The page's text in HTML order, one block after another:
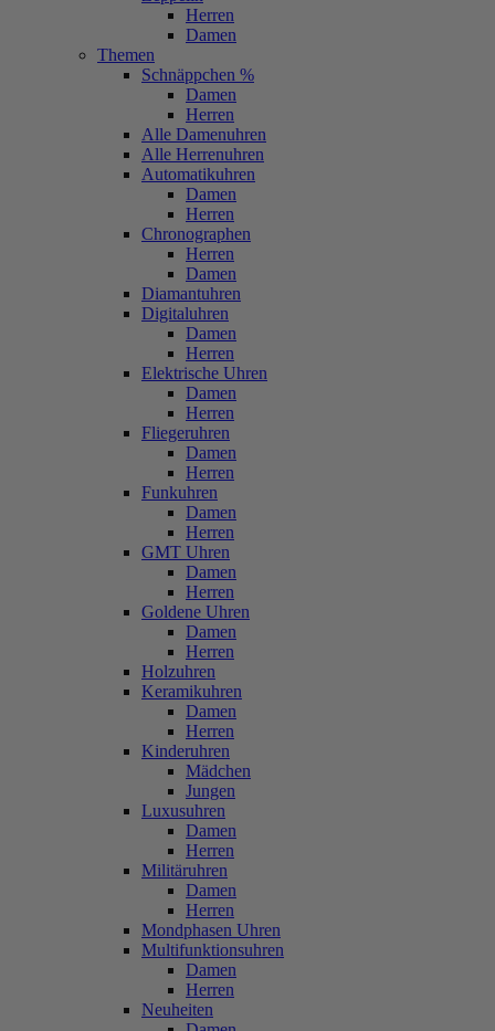
Herren
Damen
Themen
Schnäppchen %
Damen
Herren
Alle Damenuhren
Alle Herrenuhren
Automatikuhren
Damen
Herren
Chronographen
Herren
Damen
Diamantuhren
Digitaluhren
Damen
Herren
Elektrische Uhren
Damen
Herren
Fliegeruhren
Damen
Herren
Funkuhren
Damen
Herren
GMT Uhren
Damen
Herren
Goldene Uhren
Damen
Herren
Holzuhren
Keramikuhren
Damen
Herren
Kinderuhren
Mädchen
Jungen
Luxusuhren
Damen
Herren
Militäruhren
Damen
Herren
Mondphasen Uhren
Multifunktionsuhren
Damen
Herren
Neuheiten